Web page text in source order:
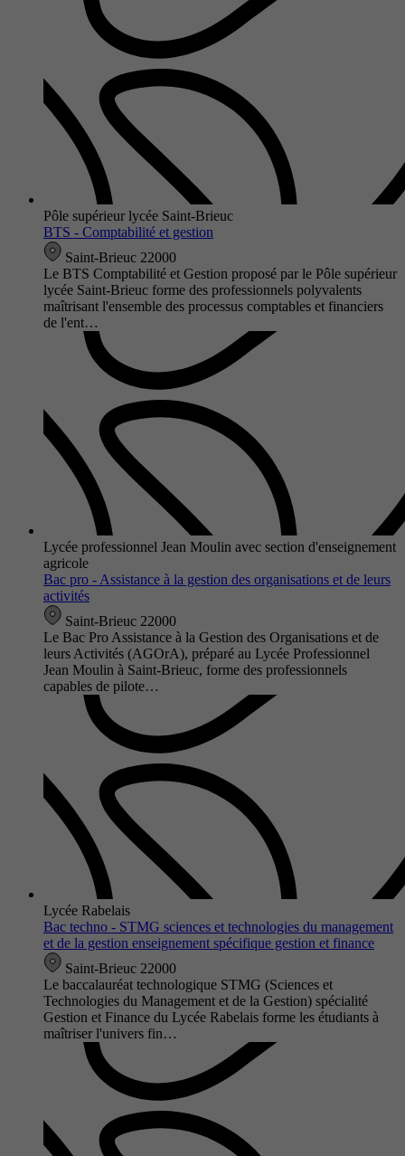
Pôle supérieur lycée Saint-Brieuc
BTS - Comptabilité et gestion
Saint-Brieuc 22000
Le BTS Comptabilité et Gestion proposé par le Pôle supérieur
lycée Saint-Brieuc forme des professionnels polyvalents
maîtrisant l'ensemble des processus comptables et financiers
de l'ent…
Lycée professionnel Jean Moulin avec section d'enseignement
agricole
Bac pro - Assistance à la gestion des organisations et de leurs
activités
Saint-Brieuc 22000
Le Bac Pro Assistance à la Gestion des Organisations et de
leurs Activités (AGOrA), préparé au Lycée Professionnel
Jean Moulin à Saint-Brieuc, forme des professionnels
capables de pilote…
Lycée Rabelais
Bac techno - STMG sciences et technologies du management
et de la gestion enseignement spécifique gestion et finance
Saint-Brieuc 22000
Le baccalauréat technologique STMG (Sciences et
Technologies du Management et de la Gestion) spécialité
Gestion et Finance du Lycée Rabelais forme les étudiants à
maîtriser l'univers fin…